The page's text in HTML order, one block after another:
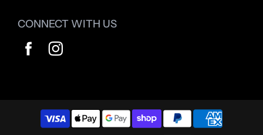
CONNECT WITH US